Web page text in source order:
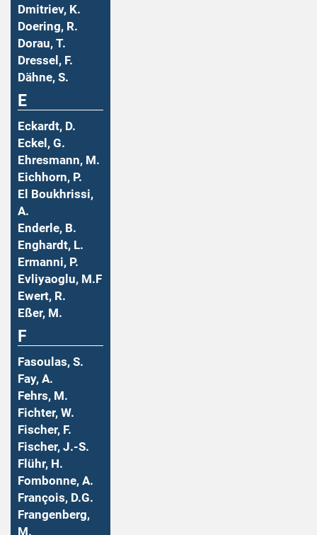
Dmitriev, K.
Doering, R.
Dorau, T.
Dressel, F.
Dähne, S.
E
Eckardt, D.
Eckel, G.
Ehresmann, M.
Eichhorn, P.
El Boukhrissi,
A.
Enderle, B.
Enghardt, L.
Ermanni, P.
Evliyaoglu, M.F
Ewert, R.
Eßer, M.
F
Fasoulas, S.
Fay, A.
Fehrs, M.
Fichter, W.
Fischer, F.
Fischer, J.-S.
Flühr, H.
Fombonne, A.
François, D.G.
Frangenberg,
M.